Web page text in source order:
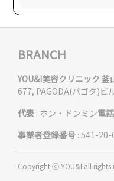
BRANCH
YOU&I美容クリニック 釜
677, PAGODA(パゴダ)ビ
代表 : ホン・ドンミン電
事業者登録番号 : 541-
Copyright ⓒ YOU&I all rights